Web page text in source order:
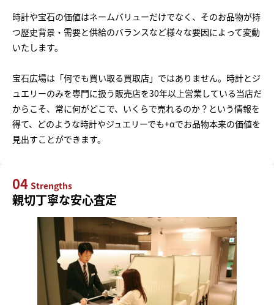
時計や宝石の価値はネームバリューだけでなく、そのお品物が持
つ歴史背景・需要と供給のバランスなど様々な要因によって変動
いたします。
宝石広場は「何でも買い取る買取店」ではありません。時計とジ
ュエリーのみを専門に扱う販売店を30年以上営業している当店だ
からこそ、常に何がどこで、いくらで売れるのか？という情報を
得て、どのような時計やジュエリーでも+αでお品物本来の価値を
見出すことができます。
04 Strengths
親切丁寧な安心査定